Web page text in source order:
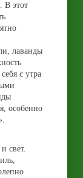
В этот
лаванды
с утра
особенно
свет.